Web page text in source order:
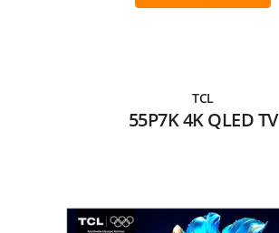
TCL
55P7K 4K QLED TV